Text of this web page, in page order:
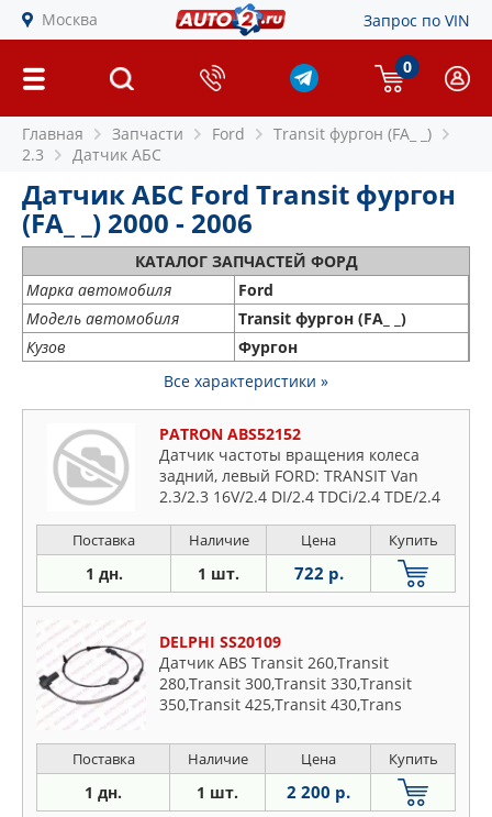
Москва Запрос по VIN
0
Главная Запчасти Ford
Transit фургон (FA_ _)
2.3
Датчик АБС
Датчик АБС Ford Transit фургон
(FA_ _) 2000 - 2006
КАТАЛОГ ЗАПЧАСТЕЙ ФОРД
Марка автомобиля
Ford
Модель автомобиля
Transit фургон (FA_ _)
Кузов
Фургон
Все характеристики »
PATRON ABS52152
Датчик частоты вращения колеса
задний, левый FORD: TRANSIT Van
2.3/2.3 16V/2.4 DI/2.4 TDCi/2.4 TDE/2.4
платформой 2.3 16V/2.4 DI/2.4 TDCi/2.4
TDE/2.4 TD
Поставка Наличие Цена Купить
1 дн. 1 шт. 722 р.
DELPHI SS20109
Датчик ABS Transit 260,Transit
280,Transit 300,Transit 330,Transit
350,Transit 425,Transit 430,Trans
Поставка Наличие Цена Купить
1 дн. 1 шт. 2 200 р.